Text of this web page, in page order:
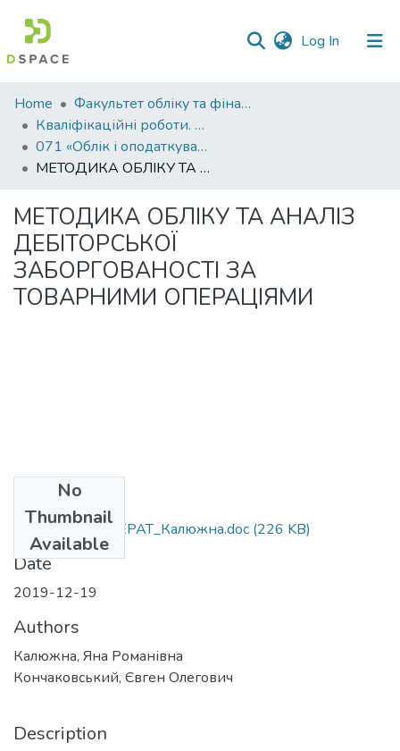
Log In (current)
Communities
&
Collections
All of DSpace
Statistics
Home
Факультет обліку та фінансів
Кваліфікаційні роботи. Факультет обліку та фінансів
071 «Облік і оподаткування»
МЕТОДИКА ОБЛІКУ ТА АНАЛІЗ ДЕБІТОРСЬКОЇ ЗАБОРГОВАНОСТІ ЗА ТОВАРНИМИ ОПЕРАЦІЯМИ
МЕТОДИКА ОБЛІКУ ТА АНАЛІЗ
ДЕБІТОРСЬКОЇ
ЗАБОРГОВАНОСТІ ЗА
ТОВАРНИМИ ОПЕРАЦІЯМИ
No
Thumbnail
Available
2019АВТОРЕФЕРАТ_Калюжна.doc (226 KB)
Date
2019-12-19
Authors
Калюжна, Яна Романівна
Кончаковський, Євген Олегович
Description